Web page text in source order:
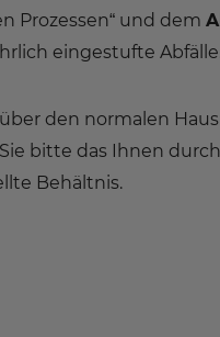
Prozessen“ und dem
eingestufte
über den normalen
bitte das Ihnen
Behältnis.